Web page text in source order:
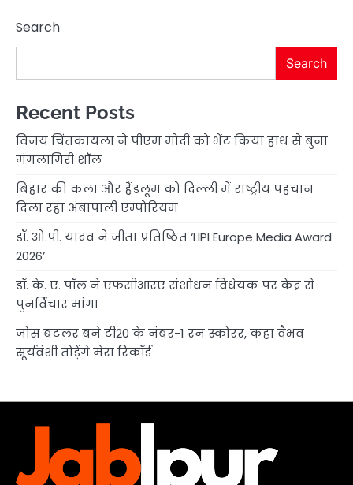
Search
Search
Recent Posts
विजय चिंतकायला ने पीएम मोदी को भेंट किया हाथ से बुना
मंगलागिरी शॉल
बिहार की कला और हैंडलूम को दिल्ली में राष्ट्रीय पहचान
दिला रहा अंबापाली एम्पोरियम
डॉ. ओ.पी. यादव ने जीता प्रतिष्ठित ‘LIPI Europe Media Award
2026’
डॉ. के. ए. पॉल ने एफसीआरए संशोधन विधेयक पर केंद्र से
पुनर्विचार मांगा
जोस बटलर बने टी20 के नंबर-1 रन स्कोरर, कहा वैभव
सूर्यवंशी तोड़ेंगे मेरा रिकॉर्ड